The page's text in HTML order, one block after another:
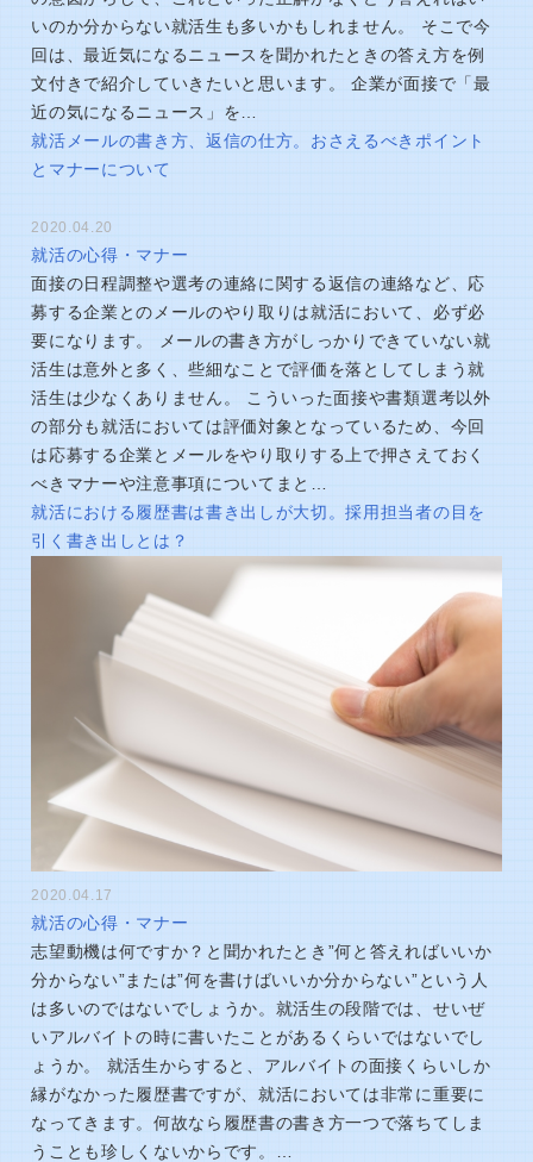
いのか分からない就活生も多いかもしれません。 そこで今
回は、最近気になるニュースを聞かれたときの答え方を例
文付きで紹介していきたいと思います。 企業が面接で「最
近の気になるニュース」を…
就活メールの書き方、返信の仕方。おさえるべきポイント
とマナーについて
2020.04.20
就活の心得・マナー
面接の日程調整や選考の連絡に関する返信の連絡など、応
募する企業とのメールのやり取りは就活において、必ず必
要になります。 メールの書き方がしっかりできていない就
活生は意外と多く、些細なことで評価を落としてしまう就
活生は少なくありません。 こういった面接や書類選考以外
の部分も就活においては評価対象となっているため、今回
は応募する企業とメールをやり取りする上で押さえておく
べきマナーや注意事項についてまと…
就活における履歴書は書き出しが大切。採用担当者の目を
引く書き出しとは？
2020.04.17
就活の心得・マナー
志望動機は何ですか？と聞かれたとき”何と答えればいいか
分からない”または”何を書けばいいか分からない”という人
は多いのではないでしょうか。就活生の段階では、せいぜ
いアルバイトの時に書いたことがあるくらいではないでし
ょうか。 就活生からすると、アルバイトの面接くらいしか
縁がなかった履歴書ですが、就活においては非常に重要に
なってきます。何故なら履歴書の書き方一つで落ちてしま
うことも珍しくないからです。…